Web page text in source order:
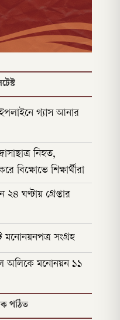
গ্যাস আনার
নিহত,
শিক্ষার্থীরা
ঘণ্টায় গ্রেপ্তার
মনোনয়নপত্র সংগ্রহ
অলিকে মনোনয়ন ১১
পঠিত